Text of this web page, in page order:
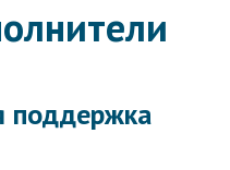
поддержка